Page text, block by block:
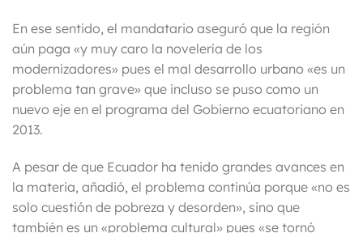
En ese sentido, el mandatario aseguró que la región
aún paga «y muy caro la novelería de los
modernizadores» pues el mal desarrollo urbano «es un
problema tan grave» que incluso se puso como un
nuevo eje en el programa del Gobierno ecuatoriano en
2013.
A pesar de que Ecuador ha tenido grandes avances en
la materia, añadió, el problema continúa porque «no es
solo cuestión de pobreza y desorden», sino que
también es un «problema cultural» pues «se tornó